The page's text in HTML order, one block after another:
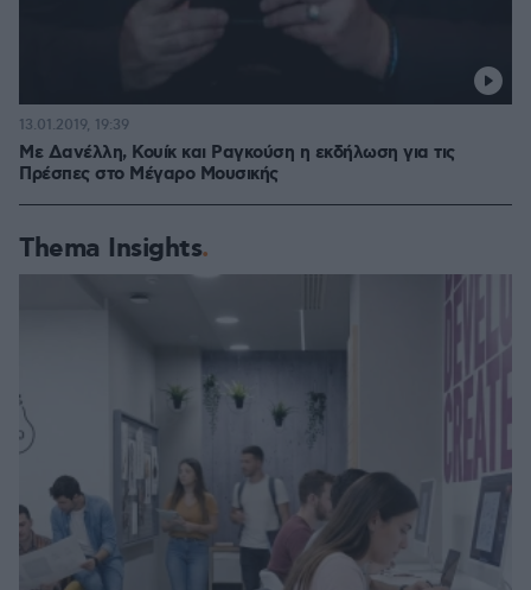
Με Δανέλλη, Κουίκ και Ραγκούση η εκδήλωση για τις
Πρέσπες στο Μέγαρο Μουσικής
13.01.2019, 19:39
Thema Insights